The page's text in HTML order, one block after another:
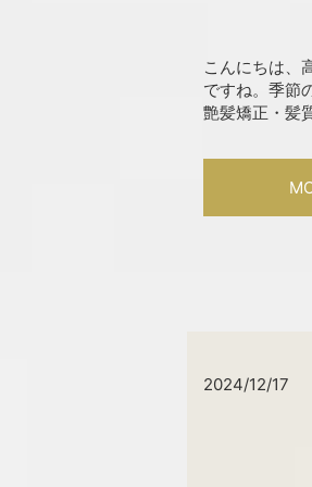
こんにちは、
ですね。季節
艶髪矯正・髪
2024/12/17